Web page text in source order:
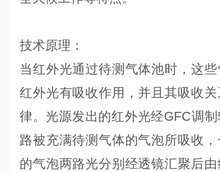
技术原理：
当红外光通过待测气体池时，这
红外光有吸收作用，并且其吸收
律。光源发出的红外光经GFC调
路被充满待测气体的气泡所吸收
的气泡两路光分别经透镜汇聚后